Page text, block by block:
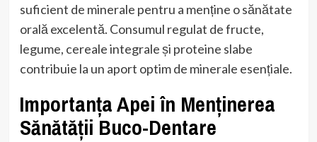
suficient de minerale pentru a menține o sănătate
orală excelentă. Consumul regulat de fructe,
legume, cereale integrale și proteine slabe
contribuie la un aport optim de minerale esențiale.
Importanța Apei în Menținerea
Sănătății Buco-Dentare